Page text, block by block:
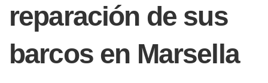
reparación de sus
barcos en Marsella